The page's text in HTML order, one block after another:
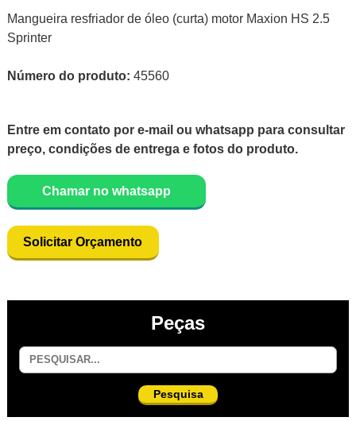
Mangueira resfriador de óleo (curta) motor Maxion HS 2.5
Sprinter
Número do produto: 45560
Entre em contato por e-mail ou whatsapp para consultar
preço, condições de entrega e fotos do produto.
Chamar no whatsapp
Solicitar Orçamento
Peças
Pesquisa